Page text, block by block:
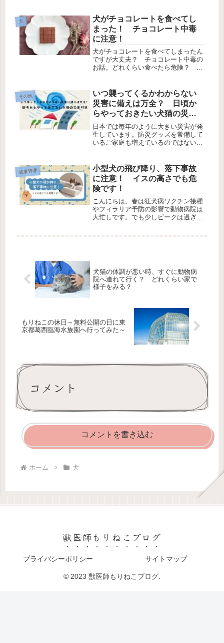
なっても食べる癖が直らずに困ってい
るという方も。どうすればこの行動を
止...
犬
犬がチョコレートを食べてし
まった！ チョコレート中毒
に注意！
犬がチョコレートを食べてしまったん
ですが大丈夫？ チョコレート中毒の
お話。どれくらい食べたら危険？ 獣
その他
いつ襲ってくるかわからない
災害に備えは万全？ 日頃か
らやっておきたい犬猫の災害
対策
日本では毎年のように大きい災害が発
生しています。防災グッズを常備して
いるご家庭も増えているのではないで
ります。災害が発生してからでは遅
い！早めに知っおきたい犬猫の災害対
策を紹介。
健康管理
小型犬の飛び降り、落下事故
に注意！ イスの高さでも危
険です！
こんにちは。春は狂犬病ワクチン接種
やフィラリア予防の影響で動物病院は
大忙しです。でも少しピークは過ぎた
犬猫の体調が悪い時、すぐに動物病
院へ連れて行く？ どれくらい家で
様子をみる？
もりねこの休日～無料公開の日に東
京都葛西臨海水族園へ行ってみた～
コメント
コメントを書き込む
ホーム 犬
獣医師もりねこブログ
プライバシーポリシー サイトマップ
© 2023 獣医師もりねこブログ.